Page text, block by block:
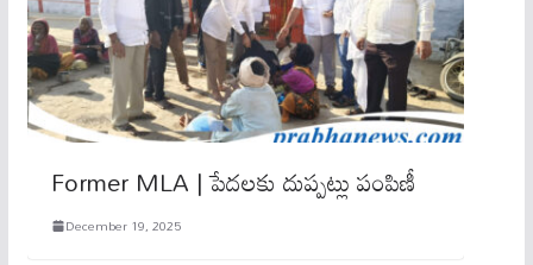
Former MLA | పేదలకు దుప్పట్లు పంపిణీ
December 19, 2025